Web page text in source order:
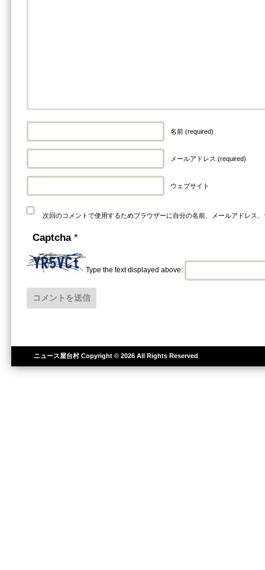
名前 (required)
メールアドレス (required)
ウェブサイト
次回のコメントで使用するためブラウザーに自分の名前、メールアドレス
Captcha *
Type the text displayed above:
ニュース屋台村Copyright © 2026 All Rights Reserved